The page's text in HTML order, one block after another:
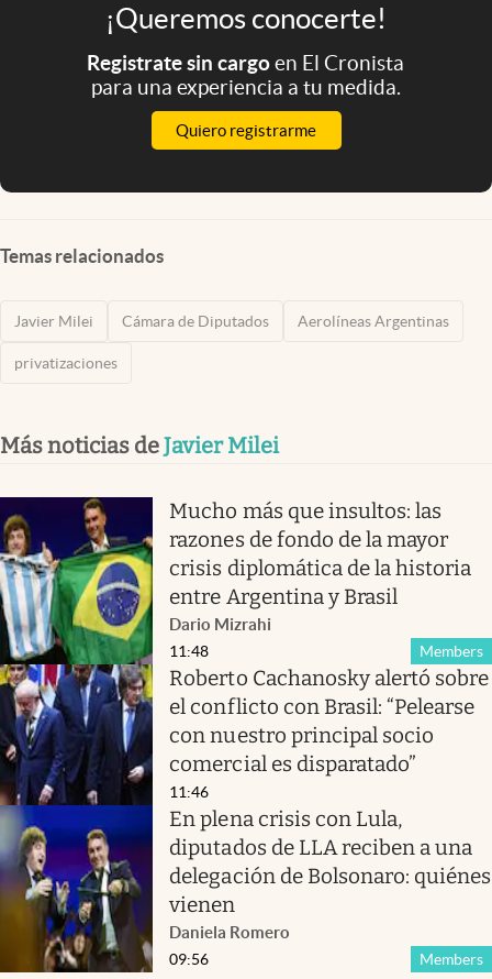
¡Queremos conocerte!
Registrate sin cargoen El Cronista
para una experiencia a tu medida.
Quiero registrarme
Temas relacionados
Javier Milei Cámara de Diputados Aerolíneas Argentinas
privatizaciones
Más noticias deJavier Milei
Mucho más que insultos: las
razones de fondo de la mayor
crisis diplomática de la historia
entre Argentina y Brasil
Dario Mizrahi
Members
11:48
Roberto Cachanosky alertó sobre
el conflicto con Brasil: “Pelearse
con nuestro principal socio
comercial es disparatado”
11:46
En plena crisis con Lula,
diputados de LLA reciben a una
delegación de Bolsonaro: quiénes
vienen
Daniela Romero
Members
09:56